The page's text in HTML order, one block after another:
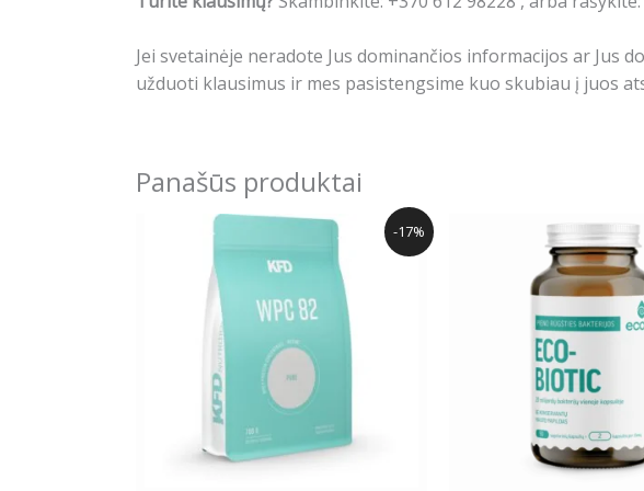
Jei svetainėje neradote Jus dominančios informacijos ar Jus
užduoti klausimus ir mes pasistengsime kuo skubiau į juos
Panašūs produktai
-17%
Original
was:
Current
price
is:
22.49€.
This
has
The
options
be